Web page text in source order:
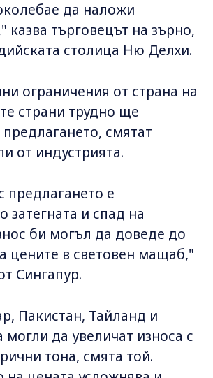
да наложи
казва търговецът на зърно,
столица Ню Делхи.
ограничения от страна на
страни трудно ще
смятат
от индустрията.
предлагането е
затегната и спад на
би могъл да доведе до
цените в световен мащаб,"
Сингапур.
Пакистан, Тайланд и
могли да увеличат износа с
тона, смята той.